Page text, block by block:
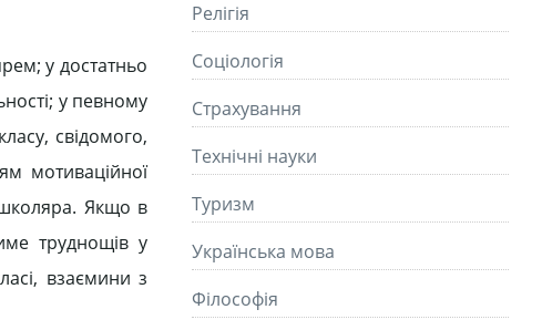
у достатньо
у певному
свідомого,
мотиваційної
школяра. Якщо в
труднощів у
взаємини з
Релігія
Соціологія
Страхування
Технічні науки
Туризм
Українська мова
Філософія